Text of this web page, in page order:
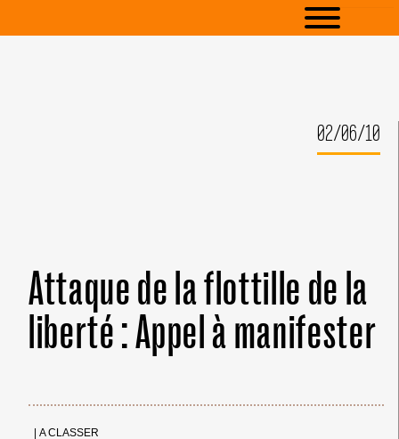
02/06/10
Attaque de la flottille de la
liberté : Appel à manifester
A CLASSER